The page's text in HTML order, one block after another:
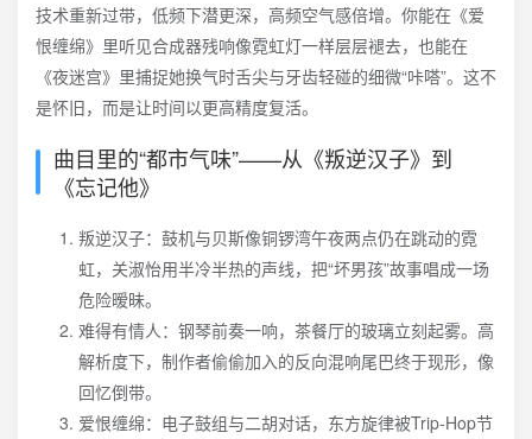
技术重新过带，低频下潜更深，高频空气感倍增。你能在《爱
恨缠绵》里听见合成器残响像霓虹灯一样层层褪去，也能在
《夜迷宫》里捕捉她换气时舌尖与牙齿轻碰的细微“咔嗒”。这不
是怀旧，而是让时间以更高精度复活。
曲目里的“都市气味”——从《叛逆汉子》到
《忘记他》
叛逆汉子：鼓机与贝斯像铜锣湾午夜两点仍在跳动的霓
虹，关淑怡用半冷半热的声线，把“坏男孩”故事唱成一场
危险暧昧。
难得有情人：钢琴前奏一响，茶餐厅的玻璃立刻起雾。高
解析度下，制作者偷偷加入的反向混响尾巴终于现形，像
回忆倒带。
爱恨缠绵：电子鼓组与二胡对话，东方旋律被Trip-Hop节